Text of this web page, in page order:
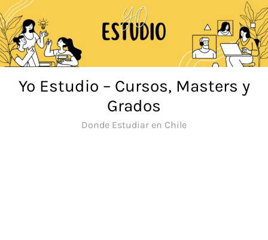
Saltar
al
contenido
Yo Estudio – Cursos, Masters y
Grados
Donde Estudiar en Chile